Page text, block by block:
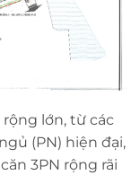
lớn, từ các
(PN) hiện đại,
3PN rộng rãi